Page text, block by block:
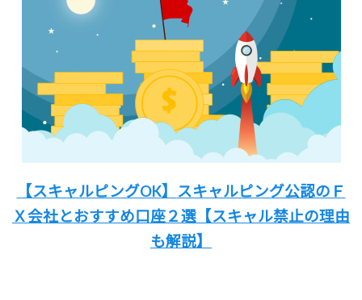
【スキャルピングOK】 スキャルピング公認のＦ
Ｘ会社とおすすめ口座２選 【スキャル禁止の理由
も解説】